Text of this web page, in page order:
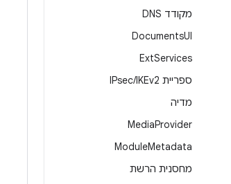
מקודד DNS
DocumentsUI
ExtServices
ספריית IPsec
/IKEv2
מדיה
MediaProvider
ModuleMetadata
מחסנית הרשת